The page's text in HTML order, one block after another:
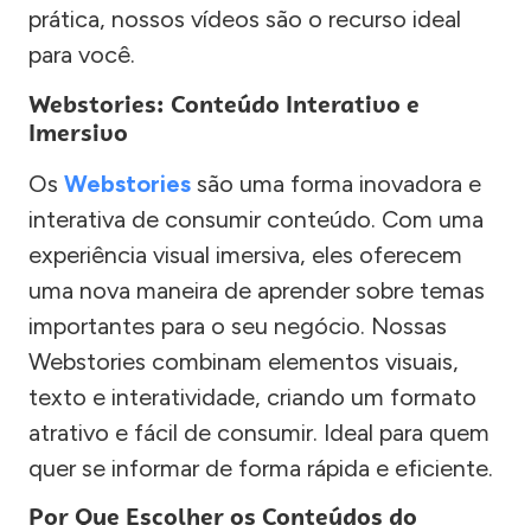
prática, nossos vídeos são o recurso ideal
para você.
Webstories: Conteúdo Interativo e
Imersivo
Os Webstories são uma forma inovadora e
interativa de consumir conteúdo. Com uma
experiência visual imersiva, eles oferecem
uma nova maneira de aprender sobre temas
importantes para o seu negócio. Nossas
Webstories combinam elementos visuais,
texto e interatividade, criando um formato
atrativo e fácil de consumir. Ideal para quem
quer se informar de forma rápida e eficiente.
Por Que Escolher os Conteúdos do